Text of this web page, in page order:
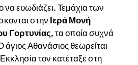
ευωδιάζει. Τεμάχια των
στην Ιερά Μονή
Γορτυνίας, τα οποία συχνά
Αθανάσιος θεωρείται
τον κατέταξε στη